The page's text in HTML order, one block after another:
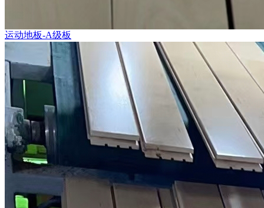
运动地板-A级板